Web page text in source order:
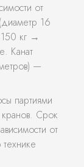
от
16
кг →
Канат
—
партиями
Срок
от